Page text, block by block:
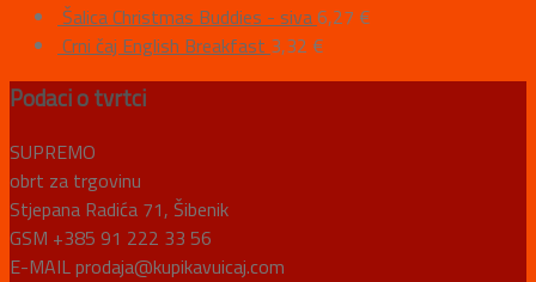
Šalica Christmas Buddies - siva6,27 €
Crni čaj English Breakfast 3,32 €
Podaci o tvrtci
SUPREMO
obrt za trgovinu
Stjepana Radića 71, Šibenik
GSM +385 91 222 33 56
E-MAIL prodaja@kupikavuicaj.com